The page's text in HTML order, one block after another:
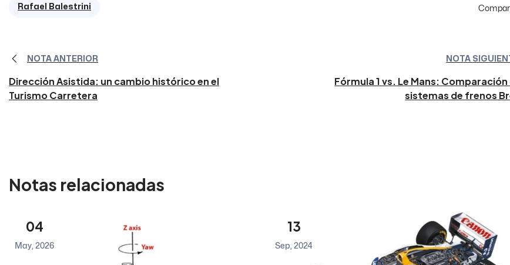
Rafael Balestrini
NOTA ANTERIOR
Dirección Asistida: un cambio histórico en el
Turismo Carretera
NOTA
Fórmula 1 vs. Le Mans: Comparación
sistemas de frenos
Notas relacionadas
04
May, 2026
13
Sep, 2024